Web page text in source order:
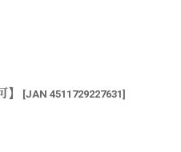
[JAN 4511729227631]